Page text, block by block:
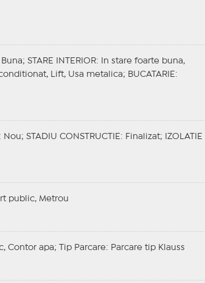
STARE INTERIOR: In stare foarte buna,
Lift, Usa metalica; BUCATARIE :
: Nou; STADIU CONSTRUCTIE : Finalizat;
IZOLATIE
public, Metrou
Contor apa; Tip Parcare: Parcare tip Klauss